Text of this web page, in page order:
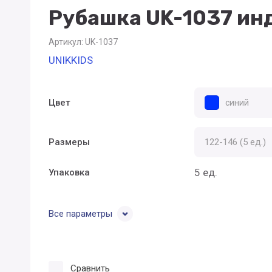
Рубашка UK-1037
Артикул: UK-1037
UNIKKIDS
Цвет синий
Размеры
Упаковка 5 ед.
Все параметры
Сравнить